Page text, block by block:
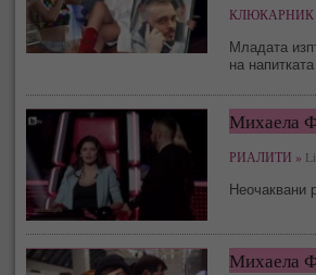
КЛЮКАРНИК
Младата
на напитката
Михаела
РИАЛИТИ »
Неочаквани
Михаела